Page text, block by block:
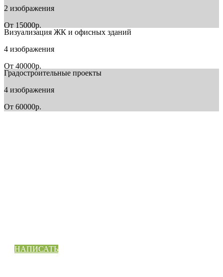
2 изображения
От 15000р.
Визуализация ЖК и офисных зданий
4 изображения
От 40000р.
Градостроительные проекты
4 изображения
От 60000р.
НАПИСАТЬ